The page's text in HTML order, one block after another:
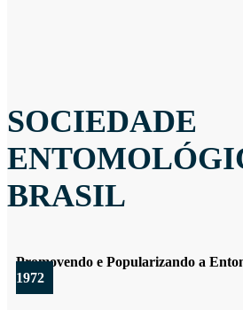
SOCIEDADE
BRASIL
Promovendo e Popularizando a
1972